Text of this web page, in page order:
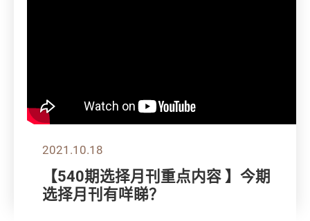
2021.10.18
【540期选择月刊重点内容 】今期
选择月刊有咩睇？